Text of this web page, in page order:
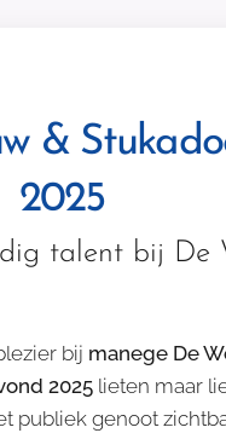
&
2025
talent bij
bij manege De
2025 lieten maar
publiek genoot